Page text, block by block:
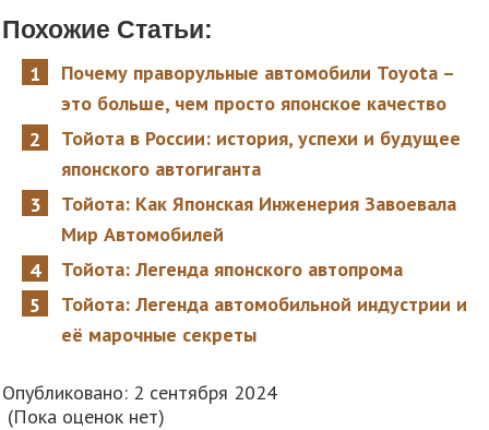
Похожие Статьи:
Почему праворульные автомобили Toyota –
это больше, чем просто японское качество
Тойота в России: история, успехи и будущее
японского автогиганта
Тойота: Как Японская Инженерия Завоевала
Мир Автомобилей
Тойота: Легенда японского автопрома
Тойота: Легенда автомобильной индустрии и
её марочные секреты
Опубликовано: 2 сентября 2024
(Пока оценок нет)